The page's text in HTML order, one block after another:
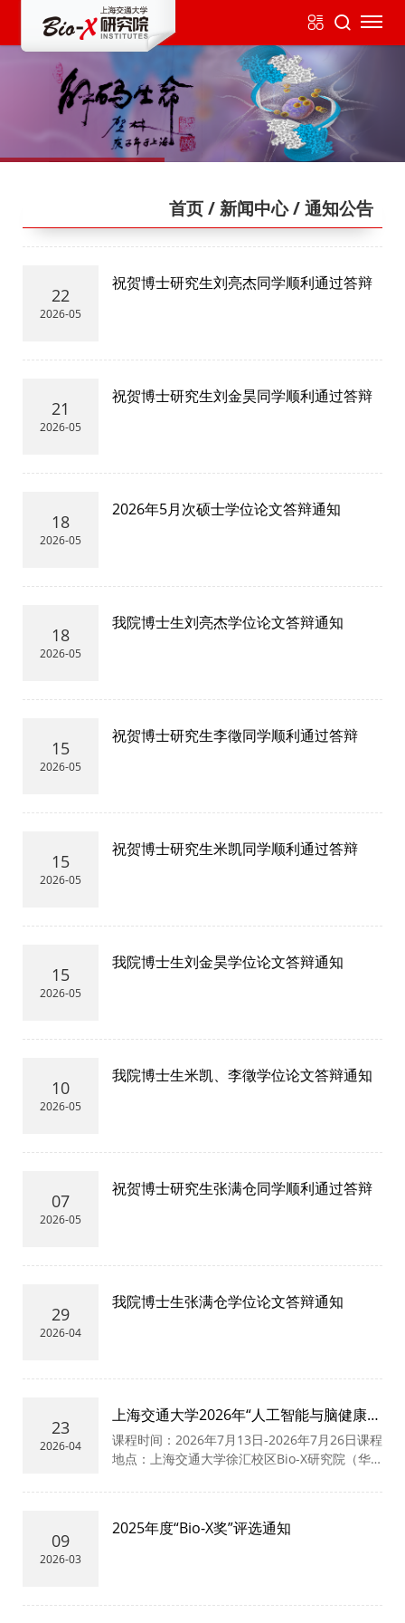
首页/ 新闻中心/ 通知公告
22
2026-05
祝贺博士研究生刘亮杰同学顺利通过答辩
21
2026-05
祝贺博士研究生刘金昊同学顺利通过答辩
18
2026-05
2026年5月次硕士学位论文答辩通知
18
2026-05
我院博士生刘亮杰学位论文答辩通知
15
2026-05
祝贺博士研究生李徵同学顺利通过答辩
15
2026-05
祝贺博士研究生米凯同学顺利通过答辩
15
2026-05
我院博士生刘金昊学位论文答辩通知
10
2026-05
我院博士生米凯、李徵学位论文答辩通知
07
2026-05
祝贺博士研究生张满仓同学顺利通过答辩
29
2026-04
我院博士生张满仓学位论文答辩通知
23
2026-04
上海交通大学2026年“人工智能与脑健康及
脑疾病”国际暑期学校AI for Brain Health
and Disease
课程时间：2026年7月13日-2026年7月26日课程
地点：上海交通大学徐汇校区Bio-X研究院（华
09
2026-03
2025年度“Bio-X奖”评选通知